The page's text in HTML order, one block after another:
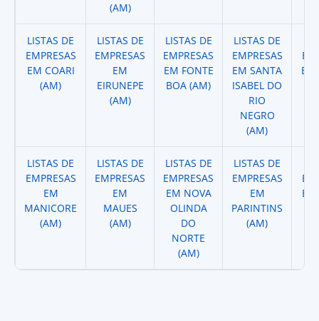
(AM)
LISTAS DE
EMPRESAS
EM COARI
(AM)
LISTAS DE
EMPRESAS
EM
EIRUNEPE
(AM)
LISTAS DE
EMPRESAS
EM FONTE
BOA (AM)
LISTAS DE
EMPRESAS
EM SANTA
ISABEL DO
RIO
NEGRO
(AM)
EM
LISTAS DE
EMPRESAS
EM
MANICORE
(AM)
LISTAS DE
EMPRESAS
EM
MAUES
(AM)
LISTAS DE
EMPRESAS
EM NOVA
OLINDA
DO
NORTE
(AM)
LISTAS DE
EMPRESAS
EM
PARINTINS
(AM)